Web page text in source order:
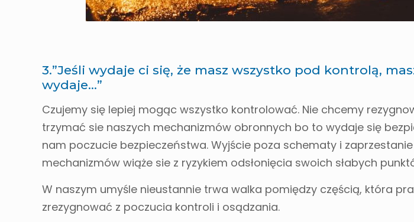
3.”Jeśli wydaje ci się, że masz wszystko pod kontrolą,
wydaje…”
Czujemy się lepiej mogąc wszystko kontrolować. Nie chcemy
trzymać sie naszych mechanizmów obronnych bo to wydaje się
nam poczucie bezpieczeństwa. Wyjście poza schematy i
mechanizmów wiąże sie z ryzykiem odsłonięcia swoich słabych
W naszym umyśle nieustannie trwa walka pomiędzy częścią, która
zrezygnować z poczucia kontroli i osądzania.